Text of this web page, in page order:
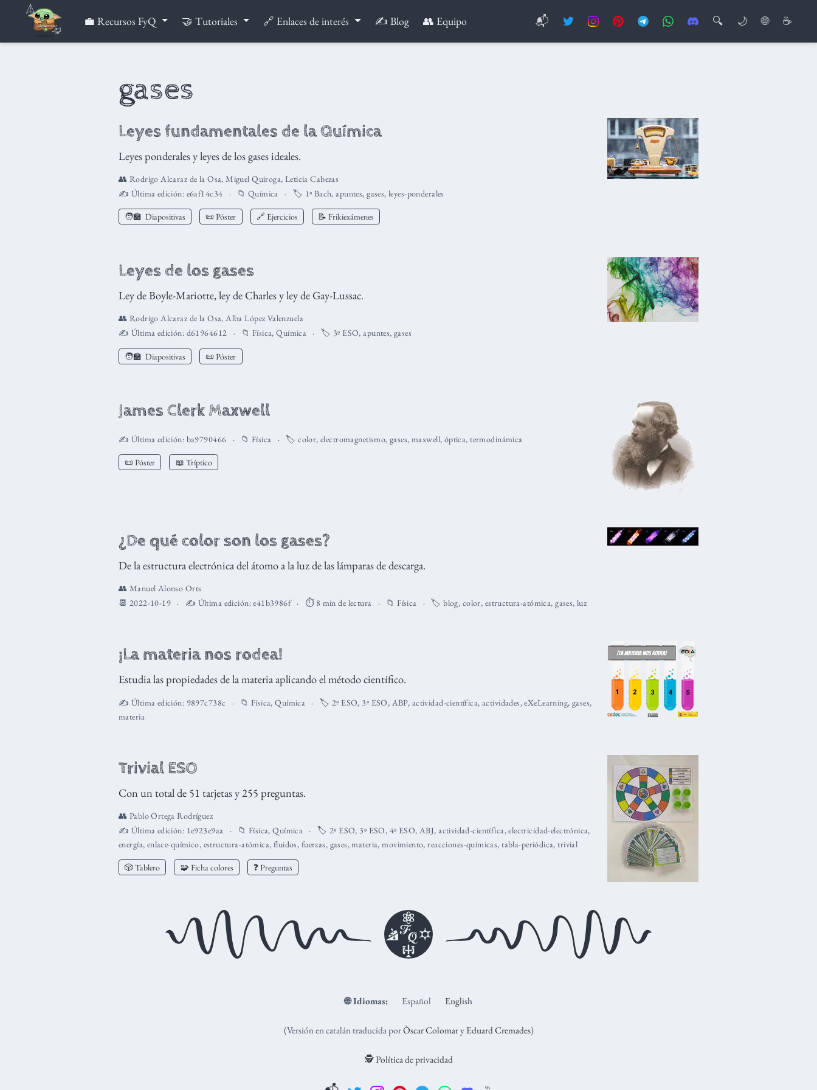
💼 Recursos FyQ 🤝 Tutoriales 🔗 Enlaces de interés ✍️ Blog 👥 Equipo 📬 🔍 🌙 🌐 ☕
gases
Leyes fundamentales de la Química
Leyes ponderales y leyes de los gases ideales.
👥 Rodrigo Alcaraz de la Osa,Miguel Quiroga, Leticia Cabezas
✍️ Última edición: e6af14c34 📁 Química 🏷️ 1º Bach,apuntes,gases,leyes-ponderales
🧑‍🏫 Diapositivas 📜 Póster 🔗 Ejercicios 📝 Frikiexámenes
Leyes de los gases
Ley de Boyle-Mariotte, ley de Charles y ley de Gay-Lussac.
👥 Rodrigo Alcaraz de la Osa,Alba López Valenzuela
✍️ Última edición: d61964612 📁 Física,Química 🏷️ 3º ESO,apuntes,gases
🧑‍🏫 Diapositivas 📜 Póster
James Clerk Maxwell
✍️ Última edición: ba9790466 📁 Física 🏷️color,electromagnetismo,gases, maxwell, óptica,termodinámica
📜 Póster 📖 Tríptico
¿De qué color son los gases?
De la estructura electrónica del átomo a la luz de las lámparas de descarga.
👥 Manuel Alonso Orts
📆 2022-10-19
✍️ Última edición:e41b3986f ⏱️ 8 min de lectura 📁Física 🏷️blog, color, estructura-atómica,gases,luz
¡La materia nos rodea!
Estudia las propiedades de la materia aplicando el método científico.
✍️ Última edición: 9897c738c 📁 Física,Química 🏷️ 2º ESO, 3º ESO, ABP, actividad-científica, actividades,eXeLearning, gases,
materia
Trivial ESO
Con un total de 51 tarjetas y 255 preguntas.
👥 Pablo Ortega Rodríguez
✍️ Última edición: 1e923e9aa 📁 Física,Química 🏷️ 2º ESO, 3º ESO, 4º ESO,ABJ,actividad-científica,electricidad-electrónica,
energía, enlace-químico, estructura-atómica, fluidos, fuerzas, gases,materia,movimiento,reacciones-químicas,tabla-periódica,trivial
🎲 Tablero 🧩 Ficha colores ❓ Preguntas
🌐 Idiomas: Español English
(Versión en catalán traducida porÒscar ColomaryEduard Cremades)
🕵️ Política de privacidad